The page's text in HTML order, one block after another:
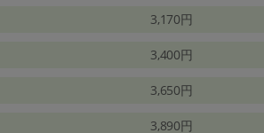
3,170円
3,400円
3,650円
3,890円